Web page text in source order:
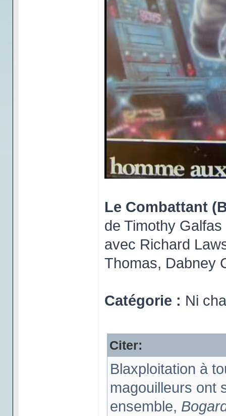
Le Combattant
de Timothy
avec Richard
Thomas, Dabney
Catégorie : Ni
Citer:
Blaxploitation à
magouilleurs ont
ensemble,